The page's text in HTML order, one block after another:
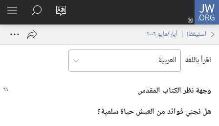
JW.ORG
تغيير
الموقع
تسجيل
الدخول
نافذة
البحث
في
JW.‎ORG
استيقظ‏!‏ | ‏‎أيار/مايو‏ ‏‎٢٠٠٦‏
اقرأ باللغة
وجهة نظر الكتاب المقدس
هل نجني فوائد من العيش حياة سلمية؟‏